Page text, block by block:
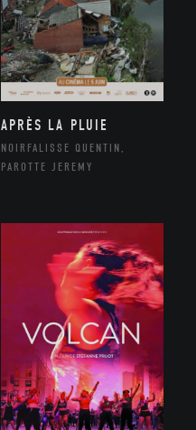
APRÈS LA PLUIE
NOIRFALISSE QUENTIN,
PAROTTE JEREMY